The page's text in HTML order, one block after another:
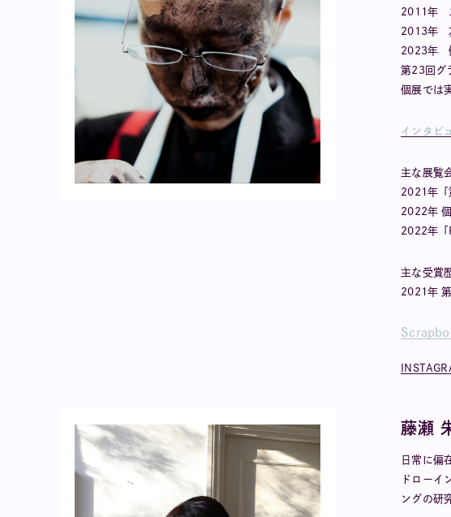
2011年
2013年
2023年
第23回グ
個展では
インタビ
主な展覧
2021年「
2022年
2022年「
主な受賞
2021年
藤瀬
日常に偏
ドローイ
ングの研